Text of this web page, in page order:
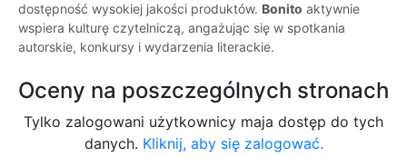
dostępność wysokiej jakości produktów. Bonito aktywnie
wspiera kulturę czytelniczą, angażując się w spotkania
autorskie, konkursy i wydarzenia literackie.
Oceny na poszczególnych stronach
Tylko zalogowani użytkownicy maja dostęp do tych
danych. Kliknij, aby się zalogować.